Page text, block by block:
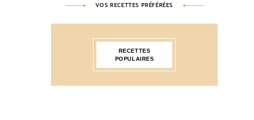
VOS RECETTES PRÉFÉRÉES
RECETTES
POPULAIRES